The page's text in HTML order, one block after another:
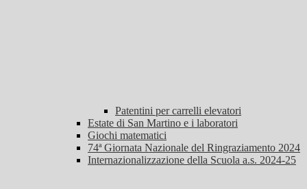
Patentini per carrelli elevatori
Estate di San Martino e i laboratori
Giochi matematici
74ª Giornata Nazionale del Ringraziamento 2024
Internazionalizzazione della Scuola a.s. 2024-25